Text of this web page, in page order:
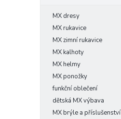
MX dresy
MX rukavice
MX zimní rukavice
MX kalhoty
MX helmy
MX ponožky
funkční oblečení
dětská MX výbava
MX brýle a příslušenství